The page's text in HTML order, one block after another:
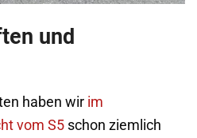
und
haben wir im
vom S5 schon ziemlich